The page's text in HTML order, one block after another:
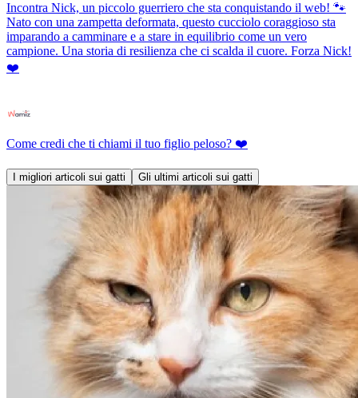
Incontra Nick, un piccolo guerriero che sta conquistando il web! 🐾
Nato con una zampetta deformata, questo cucciolo coraggioso sta
imparando a camminare e a stare in equilibrio come un vero
campione. Una storia di resilienza che ci scalda il cuore. Forza Nick!
❤️
Come credi che ti chiami il tuo figlio peloso? ❤️
I migliori articoli sui gatti Gli ultimi articoli sui gatti